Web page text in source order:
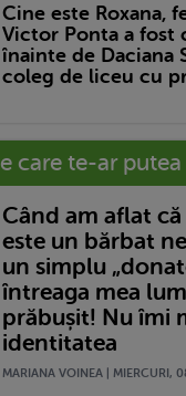
Cine este Roxana,
Victor Ponta a fost
înainte de Daciana
coleg de liceu cu
care te-ar putea
Când am aflat
este un bărbat
un simplu
întreaga mea
prăbușit! Nu îmi
identitatea
MARIANA VOINEA | MIERCURI,